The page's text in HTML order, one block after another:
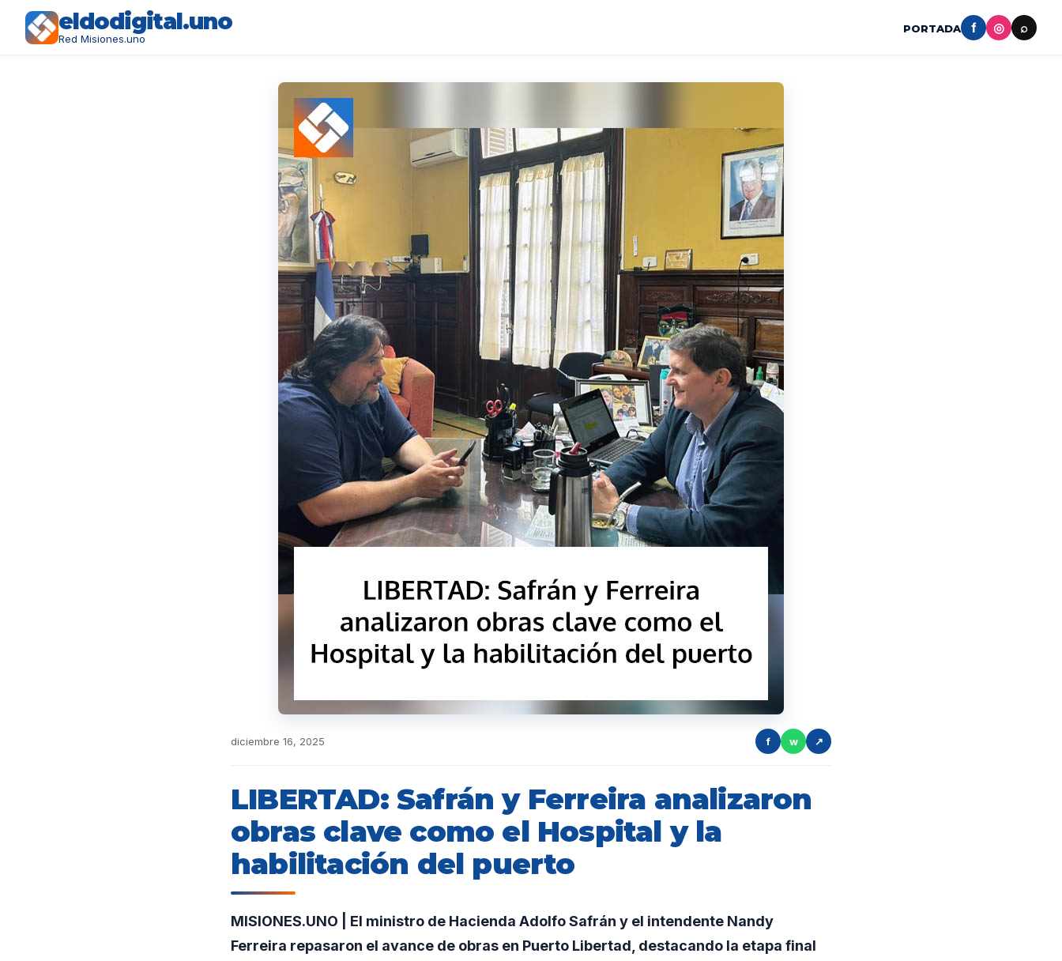
eldodigital.uno
Red Misiones.uno
PORTADA f ◎ ⌕
diciembre 16, 2025 f w ↗
LIBERTAD: Safrán y Ferreira analizaron
obras clave como el Hospital y la
habilitación del puerto
MISIONES.UNO | El ministro de Hacienda Adolfo Safrán y el intendente Nandy
Ferreira repasaron el avance de obras en Puerto Libertad, destacando la etapa final